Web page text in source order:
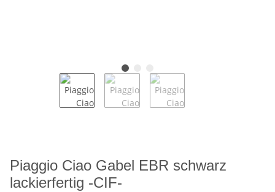
Piaggio Ciao Gabel EBR schwarz
lackierfertig -CIF-